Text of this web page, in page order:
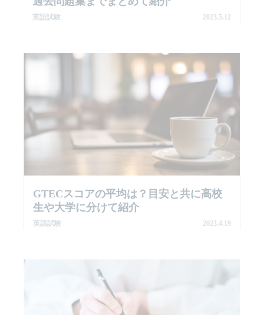
英語試験 2023.5.12
GTECスコアの平均は？目安と共に高校
生や大学に分けて紹介
英語試験 2023.4.19